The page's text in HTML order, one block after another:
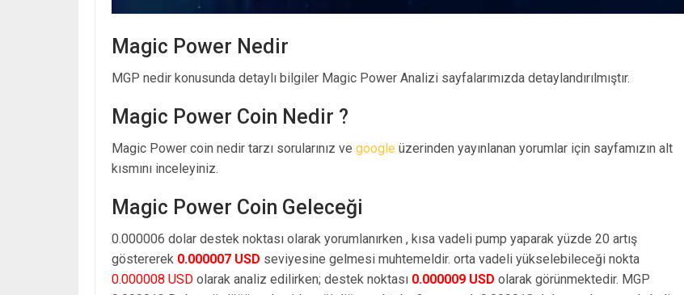
Magic Power Nedir
MGP nedir konusunda detaylı bilgiler Magic Power Analizi sayfalarımızda detaylandırılmıştır.
Magic Power Coin Nedir ?
Magic Power coin nedir tarzı sorularınız ve google üzerinden yayınlanan yorumlar için sayfamızın alt
kısmını inceleyiniz.
Magic Power Coin Geleceği
0.000006 dolar destek noktası olarak yorumlanırken , kısa vadeli pump yaparak yüzde 20 artış
göstererek 0.000007 USD seviyesine gelmesi muhtemeldir. orta vadeli yükselebileceği nokta
0.000008 USD olarak analiz edilirken; destek noktası 0.000009 USD olarak görünmektedir. MGP